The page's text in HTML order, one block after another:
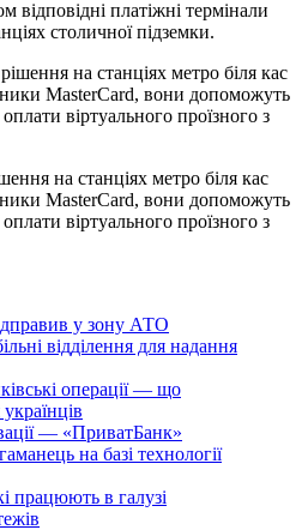
відповідні платіжні термінали
столичної підземки.
на станціях метро біля кас
MasterCard, вони допоможуть
віртуального проїзного з
у зону АТО
відділення для надання
операції — що
— «ПриватБанк»
на базі технології
працюють в галузі